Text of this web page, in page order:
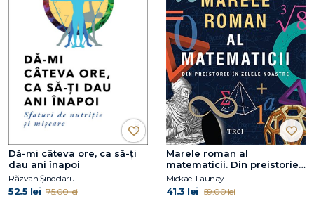
Dă-mi câteva ore, ca să-ţi
dau ani înapoi
Răzvan Șindelaru
52.5 lei 75.00 lei
Marele roman al
matematicii. Din preistorie
în zilele noastre
Mickaël Launay
41.3 lei 59.00 lei